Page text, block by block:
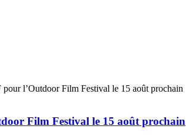
Film Festival le 15 août prochain